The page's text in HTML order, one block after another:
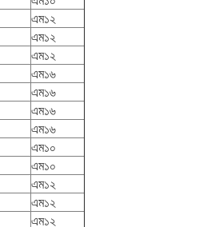
এম১২
এম১২
এম১২
এম১৬
এম১৬
এম১৬
এম১৬
এম১০
এম১০
এম১২
এম১২
এম১২